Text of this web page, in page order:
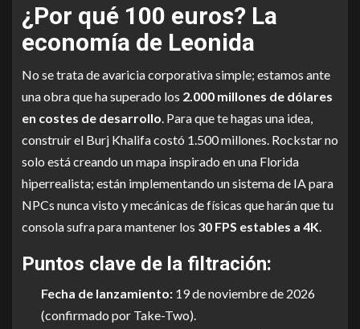
¿Por qué 100 euros? La
economía de Leonida
No se trata de avaricia corporativa simple; estamos ante
una obra que ha superado los 2.000 millones de dólares
en costes de desarrollo. Para que te hagas una idea,
construir el Burj Khalifa costó 1.500 millones. Rockstar no
solo está creando un mapa inspirado en una Florida
hiperrealista; están implementando un sistema de IA para
NPCs nunca visto y mecánicas de físicas que harán que tu
consola sufra para mantener los 30 FPS estables a 4K.
Puntos clave de la filtración:
Fecha de lanzamiento: 19 de noviembre de 2026
(confirmado por Take-Two).